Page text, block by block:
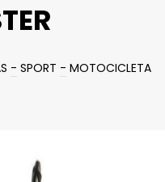
- SPORT - MOTOCICLETA